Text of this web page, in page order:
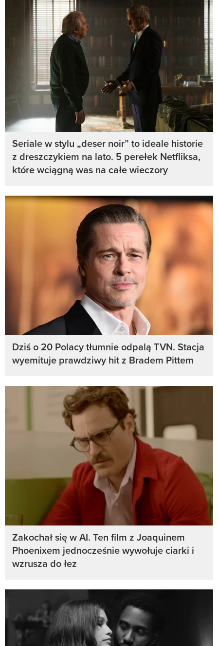
Seriale w stylu „deser noir” to ideale historie
z dreszczykiem na lato. 5 perełek Netfliksa,
które wciągną was na całe wieczory
Dziś o 20 Polacy tłumnie odpalą TVN. Stacja
wyemituje prawdziwy hit z Bradem Pittem
Zakochał się w AI. Ten film z Joaquinem
Phoenixem jednocześnie wywołuje ciarki i
wzrusza do łez